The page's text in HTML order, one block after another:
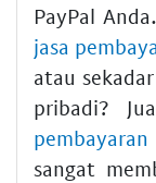
PayPal
jasa
atau
pribadi?
sangat